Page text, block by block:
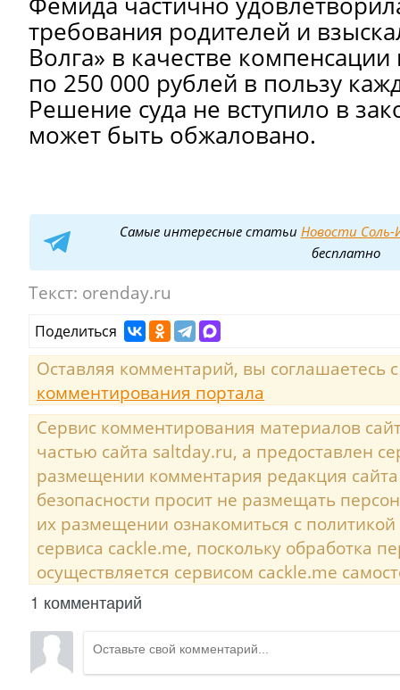
требования родителей и
Волга» в качестве
по 250 000 рублей в пользу
Решение суда не вступило в
может быть обжаловано.
Самые интересные статьи Новости Соль-
бесплатно
Текст: orenday.ru
Поделиться
Оставляя комментарий, вы соглашаетесь
комментирования портала
Сервис комментирования материалов
частью сайта saltday.ru, а предоставлен
размещении комментария редакция
безопасности просит не размещать
их размещении ознакомиться с
сервиса cackle.me, поскольку обработка
осуществляется сервисом cackle.me
1 комментарий